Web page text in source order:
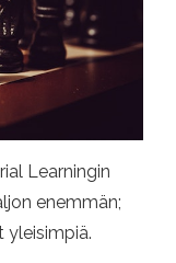
Learningin
enemmän;